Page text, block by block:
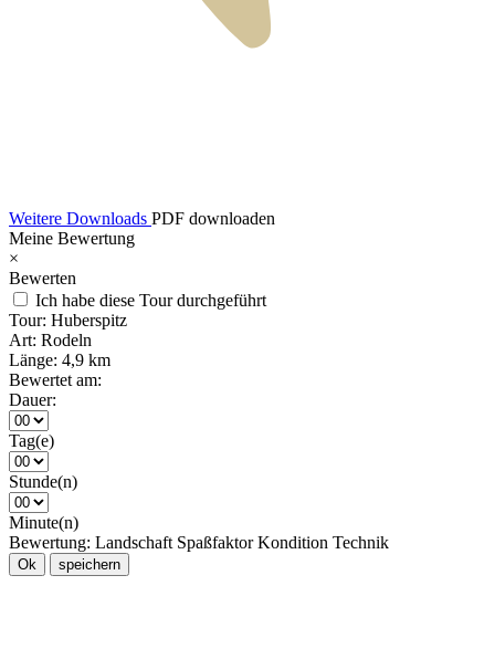
Weitere Downloads PDF downloaden
Meine Bewertung
×
Bewerten
Ich habe diese Tour durchgeführt
Tour: Huberspitz
Art: Rodeln
Länge: 4,9 km
Bewertet am:
Dauer:
Tag(e)
Stunde(n)
Minute(n)
Bewertung: Landschaft Spaßfaktor Kondition Technik
Ok speichern